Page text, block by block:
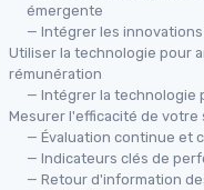
émergente
— Intégrer les
Utiliser la technologie pour
rémunération
— Intégrer la technologie
Mesurer l'efficacité de
— Évaluation continue et
— Indicateurs clés de
— Retour d'information